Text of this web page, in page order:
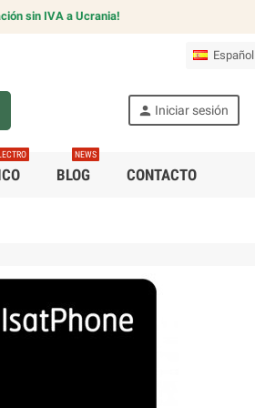
sin IVA a Ucrania!
Español
person Iniciar sesión
BLOG
NEWS
CONTACTO